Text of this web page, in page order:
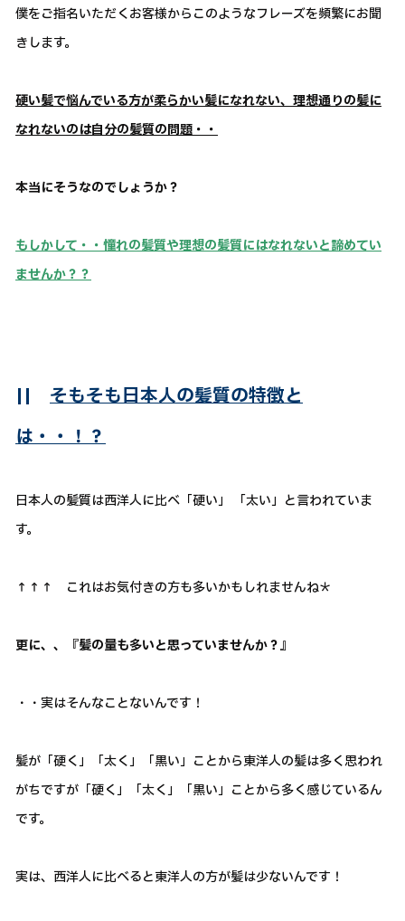
僕をご指名いただくお客様からこのようなフレーズを頻繁にお聞
きします。
硬い髪で悩んでいる方が柔らかい髪になれない、理想通りの髪に
なれないのは自分の髪質の問題・・
本当にそうなのでしょうか？
もしかして・・憧れの髪質や理想の髪質にはなれないと諦めてい
ませんか？？
|| そもそも日本人の髪質の特徴と
は・・！？
日本人の髪質は西洋人に比べ「硬い」 「太い」と言われていま
す。
↑↑↑ これはお気付きの方も多いかもしれませんね＊
更に、、『髪の量も多いと思っていませんか？』
・・実はそんなことないんです！
髪が「硬く」「太く」「黒い」ことから東洋人の髪は多く思われ
がちですが「硬く」「太く」「黒い」ことから多く感じているん
です。
実は、西洋人に比べると東洋人の方が髪は少ないんです！